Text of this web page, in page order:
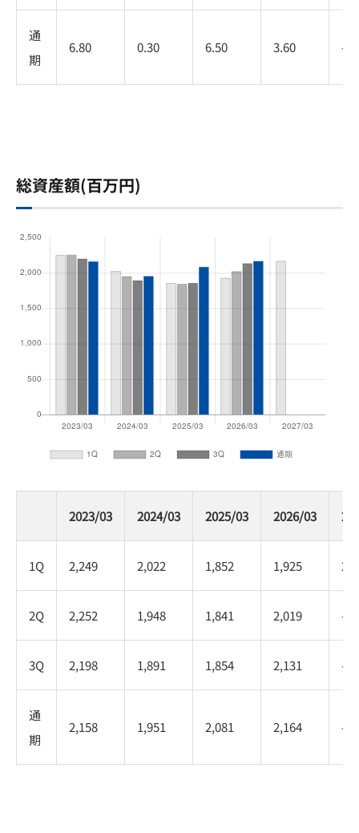
通
期
6.80 0.30 6.50 3.60 -
総資産額(百万円)
2023/03 2024/03 2025/03 2026/03
1Q 2,249 2,022 1,852 1,925
2Q 2,252 1,948 1,841 2,019 -
3Q 2,198 1,891 1,854 2,131 -
通
期
2,158 1,951 2,081 2,164 -